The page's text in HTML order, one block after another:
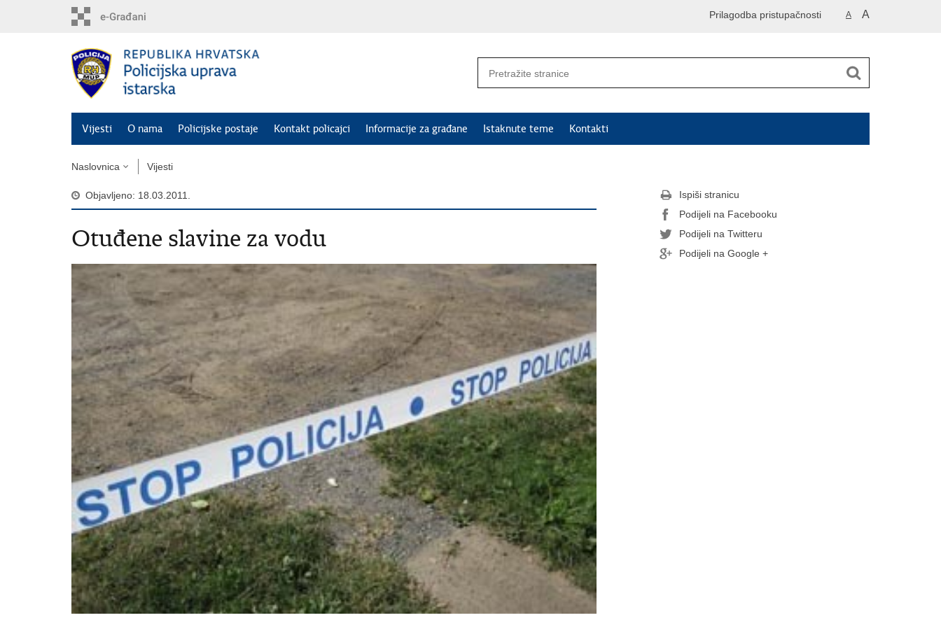
A A
Prilagodba pristupačnosti
Vijesti O nama Policijske postaje Kontakt policajci Informacije za građane Istaknute teme Kontakti
Naslovnica Vijesti
Objavljeno: 18.03.2011.
Otuđene slavine za vodu
Ispiši stranicu
Podijeli na Facebooku
Podijeli na Twitteru
Podijeli na Google +